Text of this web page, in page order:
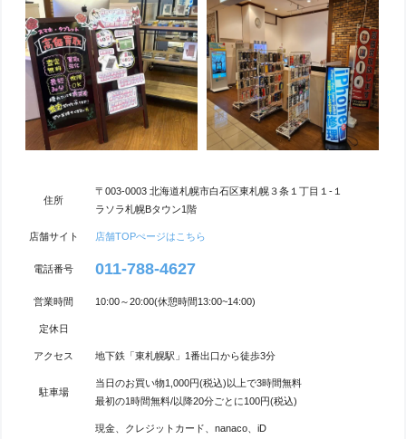
住所
〒003-0003 北海道札幌市白石区東札幌３条１丁目１-１
ラソラ札幌Bタウン1階
店舗サイト 店舗TOPぺージはこちら
電話番号 011-788-4627
営業時間 10:00～20:00(休憩時間13:00~14:00)
定休日
アクセス 地下鉄「東札幌駅」1番出口から徒歩3分
駐車場
当⽇のお買い物1,000円(税込)以上で3時間無料
最初の1時間無料/以降20分ごとに100円(税込)
現金、クレジットカード、nanaco、iD